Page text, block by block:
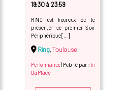
18:30 à 23:59
RING est heureux de te
présenter ce premier Soir
Périphérique […]
Ring,Toulouse
Performance | Publié par : In
Da Place